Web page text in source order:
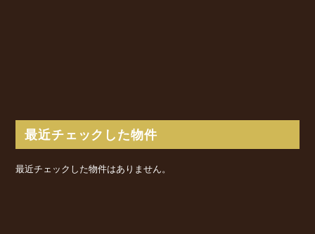
最近チェックした物件
最近チェックした物件はありません。